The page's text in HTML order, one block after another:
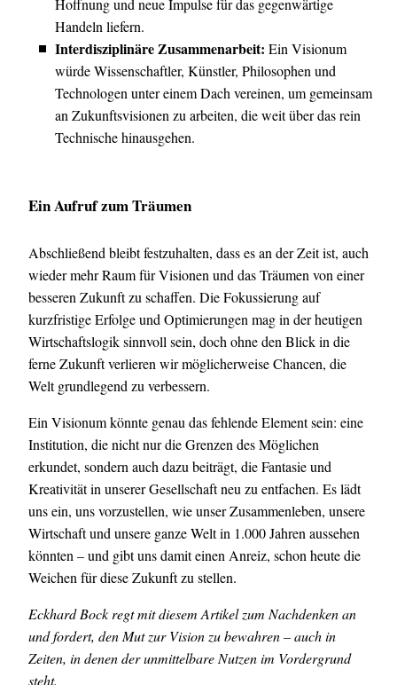
Hoffnung und neue Impulse für das gegenwärtige
Handeln liefern.
Interdisziplinäre Zusammenarbeit: Ein Visionum
würde Wissenschaftler, Künstler, Philosophen und
Technologen unter einem Dach vereinen, um gemeinsam
an Zukunftsvisionen zu arbeiten, die weit über das rein
Technische hinausgehen.
Ein Aufruf zum Träumen
Abschließend bleibt festzuhalten, dass es an der Zeit ist, auch
wieder mehr Raum für Visionen und das Träumen von einer
besseren Zukunft zu schaffen. Die Fokussierung auf
kurzfristige Erfolge und Optimierungen mag in der heutigen
Wirtschaftslogik sinnvoll sein, doch ohne den Blick in die
ferne Zukunft verlieren wir möglicherweise Chancen, die
Welt grundlegend zu verbessern.
Ein Visionum könnte genau das fehlende Element sein: eine
Institution, die nicht nur die Grenzen des Möglichen
erkundet, sondern auch dazu beiträgt, die Fantasie und
Kreativität in unserer Gesellschaft neu zu entfachen. Es lädt
uns ein, uns vorzustellen, wie unser Zusammenleben, unsere
Wirtschaft und unsere ganze Welt in 1.000 Jahren aussehen
könnten – und gibt uns damit einen Anreiz, schon heute die
Weichen für diese Zukunft zu stellen.
Eckhard Bock regt mit diesem Artikel zum Nachdenken an
und fordert, den Mut zur Vision zu bewahren – auch in
Zeiten, in denen der unmittelbare Nutzen im Vordergrund
steht.